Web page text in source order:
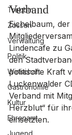
Trebbin
Zossen
Verwaltung
Politik
Wirtschaft
Gastronomie
Kultur
Ehrenamt
Jugend
Verband
Eichelbaum,
Lindencafe zu
den
politische Kraft
Luckenwalder
Verband mit
Herzblut“ für
einsetzten.